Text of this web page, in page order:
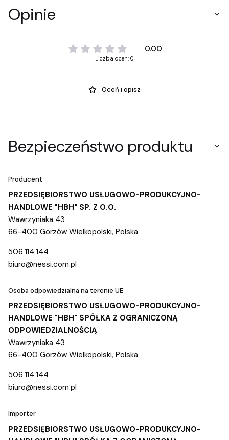
Opinie
0.00
Liczba ocen: 0
Oceń i opisz
Bezpieczeństwo produktu
Producent
PRZEDSIĘBIORSTWO USŁUGOWO-PRODUKCYJNO-
HANDLOWE "HBH" SP. Z O.O.
Wawrzyniaka 43
66-400 Gorzów Wielkopolski, Polska
506 114 144
biuro@nessi.com.pl
Osoba odpowiedzialna na terenie UE
PRZEDSIĘBIORSTWO USŁUGOWO-PRODUKCYJNO-
HANDLOWE "HBH" SPÓŁKA Z OGRANICZONĄ
ODPOWIEDZIALNOŚCIĄ
Wawrzyniaka 43
66-400 Gorzów Wielkopolski, Polska
506 114 144
biuro@nessi.com.pl
Importer
PRZEDSIĘBIORSTWO USŁUGOWO-PRODUKCYJNO-